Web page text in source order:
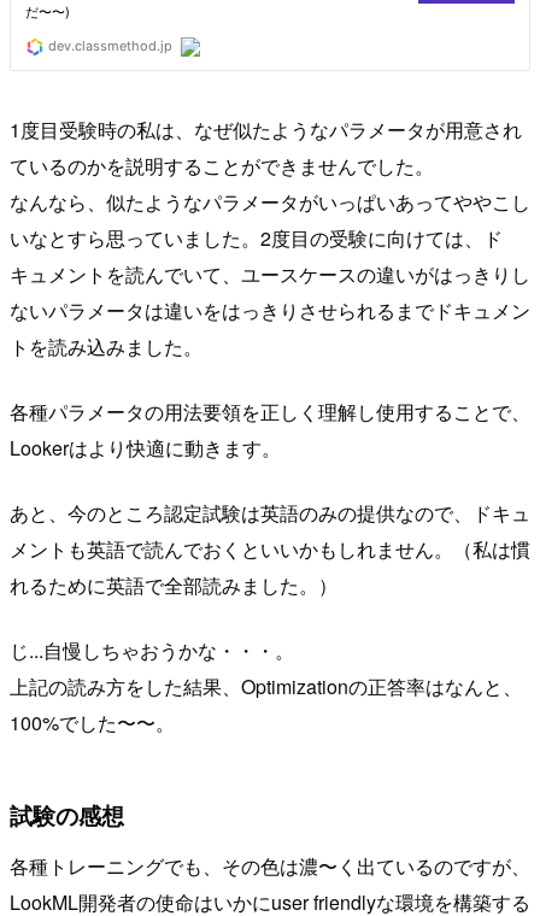
1度目受験時の私は、なぜ似たようなパラメータが用意され
ているのかを説明することができませんでした。
なんなら、似たようなパラメータがいっぱいあってややこし
いなとすら思っていました。2度目の受験に向けては、ド
キュメントを読んでいて、ユースケースの違いがはっきりし
ないパラメータは違いをはっきりさせられるまでドキュメン
トを読み込みました。
各種パラメータの用法要領を正しく理解し使用することで、
Lookerはより快適に動きます。
あと、今のところ認定試験は英語のみの提供なので、ドキュ
メントも英語で読んでおくといいかもしれません。（私は慣
れるために英語で全部読みました。）
じ...自慢しちゃおうかな・・・。
上記の読み方をした結果、Optimizationの正答率はなんと、
100%でした〜〜。
試験の感想
各種トレーニングでも、その色は濃〜く出ているのですが、
LookML開発者の使命はいかにuser friendlyな環境を構築する